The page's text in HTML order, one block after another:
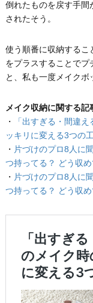
倒れたものを戻す手間
されたそう。
使う順番に収納するこ
をプラスすることでプ
と、私も一度メイクボ
メイク収納に関する記
・
「出すぎる・間違
ッキリに変える3つの
・ 片づけのプロ8人に
つ持ってる？ どう収め
・ 片づけのプロ8人に
つ持ってる？ どう収め